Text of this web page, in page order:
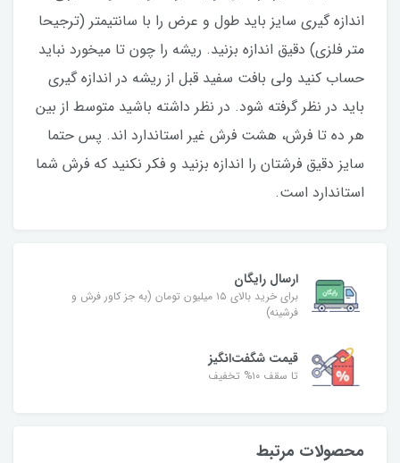
اندازه گیری سایز باید طول و عرض را با سانتیمتر (ترجیحا
متر فلزی) دقیق اندازه بزنید. ریشه را چون تا میخورد نباید
حساب کنید ولی بافت سفید قبل از ریشه در اندازه گیری
باید در نظر گرفته شود. در نظر داشته باشید متوسط از بین
هر ده تا فرش، هشت فرش غیر استاندارد اند. پس حتما
سایز دقیق فرشتان را اندازه بزنید و فکر نکنید که فرش شما
استاندارد است.
ارسال رایگان
برای خرید بالای ۱۵ میلیون تومان (به جز کاور فرش و
فرشینه)
قیمت شگفت‌انگیز
تا سقف ۱۰% تخفیف
محصولات مرتبط